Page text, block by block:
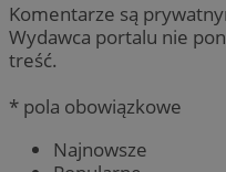
Komentarze są
Wydawca portalu nie
treść.
* pola obowiązkowe
Najnowsze